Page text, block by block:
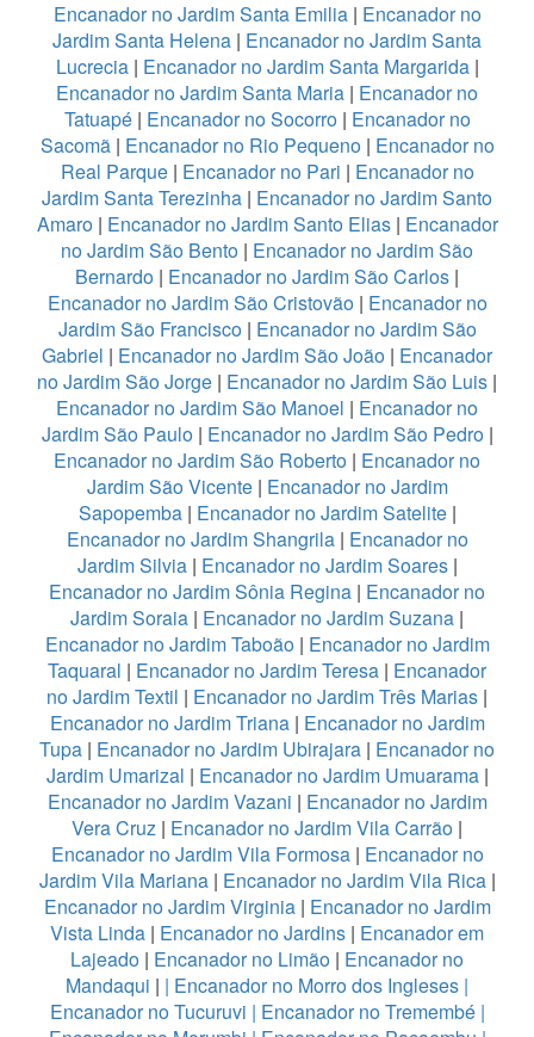
Encanador no Jardim Santa Emilia| Encanador no
Jardim Santa Helena | Encanador no Jardim Santa
Lucrecia| Encanador no Jardim Santa Margarida|
Encanador no Jardim Santa Maria | Encanador no
Tatuapé| Encanador no Socorro| Encanador no
Sacomã| Encanador no Rio Pequeno| Encanador no
Real Parque| Encanador no Pari | Encanador no
Jardim Santa Terezinha | Encanador no Jardim Santo
Amaro| Encanador no Jardim Santo Elias| Encanador
no Jardim São Bento | Encanador no Jardim São
Bernardo | Encanador no Jardim São Carlos |
Encanador no Jardim São Cristovão| Encanador no
Jardim São Francisco| Encanador no Jardim São
Gabriel | Encanador no Jardim São João | Encanador
no Jardim São Jorge | Encanador no Jardim São Luis |
Encanador no Jardim São Manoel | Encanador no
Jardim São Paulo| Encanador no Jardim São Pedro|
Encanador no Jardim São Roberto | Encanador no
Jardim São Vicente| Encanador no Jardim
Sapopemba| Encanador no Jardim Satelite|
Encanador no Jardim Shangrila| Encanador no
Jardim Silvia| Encanador no Jardim Soares|
Encanador no Jardim Sônia Regina | Encanador no
Jardim Soraia | Encanador no Jardim Suzana |
Encanador no Jardim Taboão| Encanador no Jardim
Taquaral | Encanador no Jardim Teresa | Encanador
no Jardim Textil | Encanador no Jardim Três Marias |
Encanador no Jardim Triana| Encanador no Jardim
Tupa | Encanador no Jardim Ubirajara | Encanador no
Jardim Umarizal | Encanador no Jardim Umuarama|
Encanador no Jardim Vazani | Encanador no Jardim
Vera Cruz | Encanador no Jardim Vila Carrão |
Encanador no Jardim Vila Formosa| Encanador no
Jardim Vila Mariana| Encanador no Jardim Vila Rica|
Encanador no Jardim Virginia| Encanador no Jardim
Vista Linda | Encanador no Jardins | Encanador em
Lajeado | Encanador no Limão | Encanador no
Mandaqui | | Encanador no Morro dos Ingleses |
Encanador no Tucuruvi | Encanador no Tremembé|